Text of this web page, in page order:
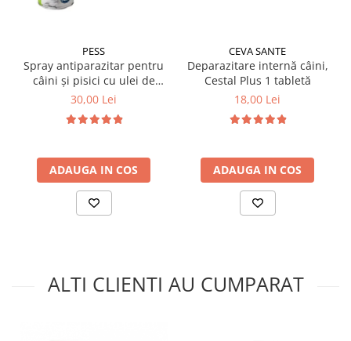
PESS
Spray antiparazitar pentru
câini și pisici cu ulei de
geranium Pess 250 ml
30,00 Lei
ADAUGA IN COS
CEVA SANTE
Deparazitare internă câini,
Cestal Plus 1 tabletă
18,00 Lei
ADAUGA IN COS
ALTI CLIENTI AU CUMPARAT